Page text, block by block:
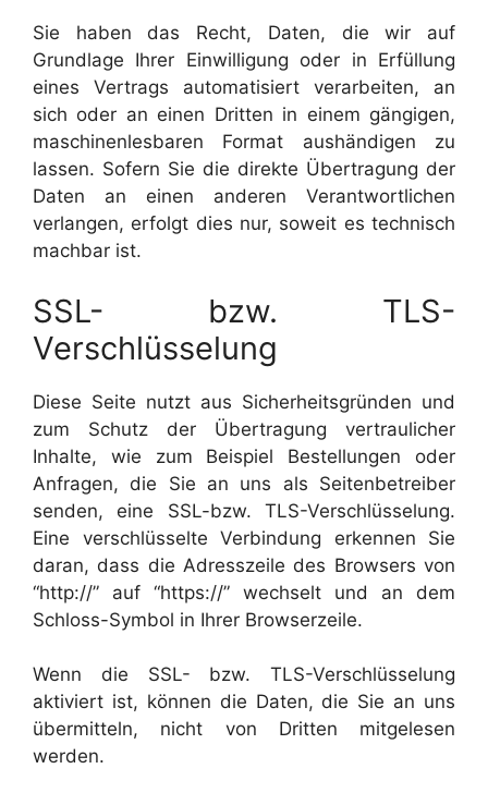
Sie haben das Recht, Daten, die wir auf
Grundlage Ihrer Einwilligung oder in Erfüllung
eines Vertrags automatisiert verarbeiten, an
sich oder an einen Dritten in einem gängigen,
maschinenlesbaren Format aushändigen zu
lassen. Sofern Sie die direkte Übertragung der
Daten an einen anderen Verantwortlichen
verlangen, erfolgt dies nur, soweit es technisch
machbar ist.
SSL- bzw. TLS-
Verschlüsselung
Diese Seite nutzt aus Sicherheitsgründen und
zum Schutz der Übertragung vertraulicher
Inhalte, wie zum Beispiel Bestellungen oder
Anfragen, die Sie an uns als Seitenbetreiber
senden, eine SSL-bzw. TLS-Verschlüsselung.
Eine verschlüsselte Verbindung erkennen Sie
daran, dass die Adresszeile des Browsers von
“http://” auf “https://” wechselt und an dem
Schloss-Symbol in Ihrer Browserzeile.
Wenn die SSL- bzw. TLS-Verschlüsselung
aktiviert ist, können die Daten, die Sie an uns
übermitteln, nicht von Dritten mitgelesen
werden.